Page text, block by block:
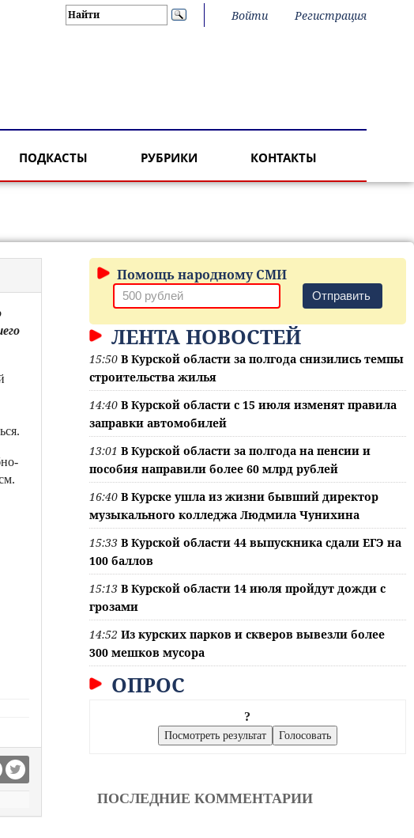
Войти Регистрация
ПОДКАСТЫ РУБРИКИ КОНТАКТЫ
Помощь народному СМИ
Отправить
ЛЕНТА НОВОСТЕЙ
15:50 В Курской области за полгода снизились темпы
строительства жилья
14:40 В Курской области с 15 июля изменят правила
заправки автомобилей
13:01 В Курской области за полгода на пенсии и
пособия направили более 60 млрд рублей
16:40 В Курске ушла из жизни бывший директор
музыкального колледжа Людмила Чунихина
15:33 В Курской области 44 выпускника сдали ЕГЭ на
100 баллов
15:13 В Курской области 14 июля пройдут дожди с
грозами
14:52 Из курских парков и скверов вывезли более
300 мешков мусора
ОПРОС
?
ПОСЛЕДНИЕ КОММЕНТАРИИ